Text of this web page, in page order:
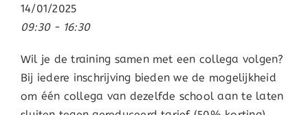
FAQ
14/01/2025
09:30 - 16:30
Wil je de training samen met een collega volgen?
Bij iedere inschrijving bieden we de mogelijkheid
om één collega van dezelfde school aan te laten